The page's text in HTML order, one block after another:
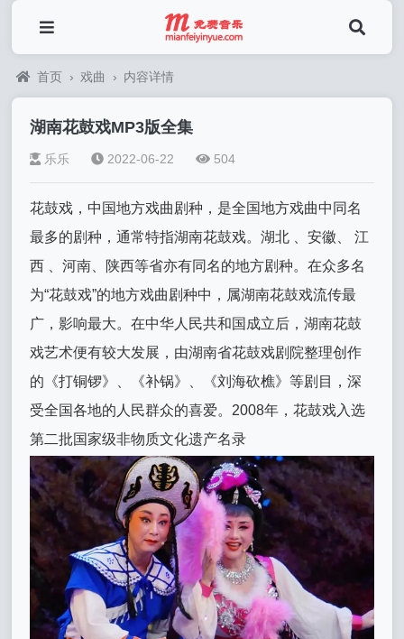
首页 › 戏曲 › 内容详情
湖南花鼓戏MP3版全集
乐乐 2022-06-22 504
花鼓戏，中国地方戏曲剧种，是全国地方戏曲中同名
最多的剧种，通常特指湖南花鼓戏。湖北 、安徽、 江
西 、河南、陕西等省亦有同名的地方剧种。在众多名
为“花鼓戏”的地方戏曲剧种中，属湖南花鼓戏流传最
广，影响最大。在中华人民共和国成立后，湖南花鼓
戏艺术便有较大发展，由湖南省花鼓戏剧院整理创作
的《打铜锣》、《补锅》、《刘海砍樵》等剧目，深
受全国各地的人民群众的喜爱。2008年，花鼓戏入选
第二批国家级非物质文化遗产名录